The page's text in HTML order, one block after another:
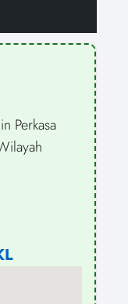
Perkasa